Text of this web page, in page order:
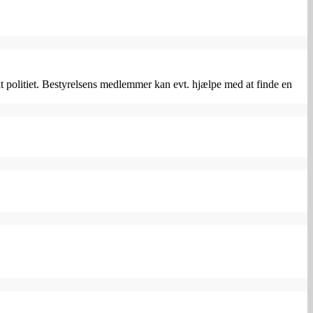
Bestyrelsens medlemmer kan evt. hjælpe med at finde en